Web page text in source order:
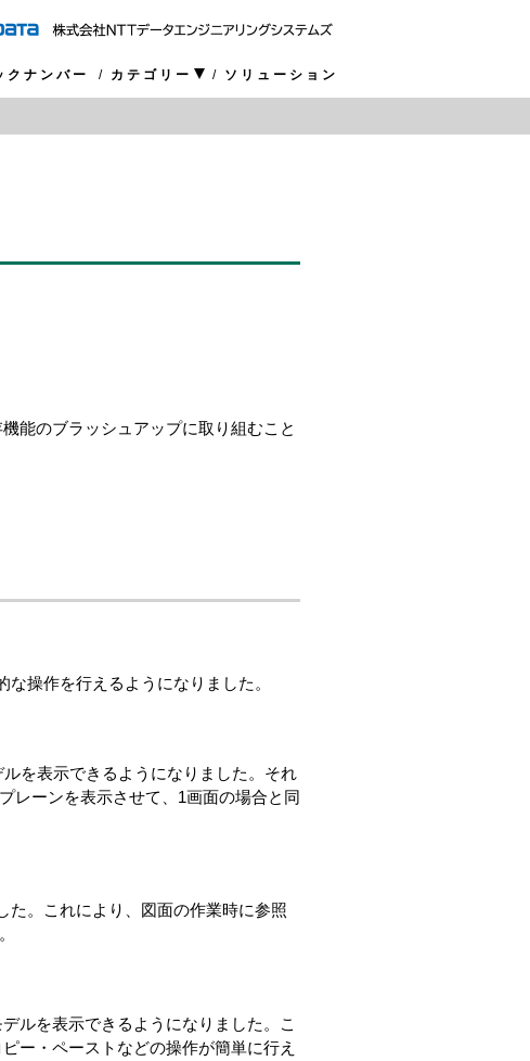
クナンバー カテゴリー ソリューション
能のブラッシュアップに取り組むこと
操作を行えるようになりました。
を表示できるようになりました。それ
レーンを表示させて、1画面の場合と同
た。これにより、図面の作業時に参照
ルを表示できるようになりました。こ
ー・ペーストなどの操作が簡単に行え